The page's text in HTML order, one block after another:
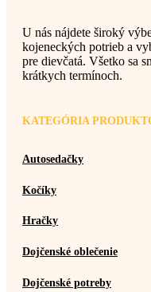
U nás nájdete široký
kojeneckých potrieb a
pre dievčatá. Všetko sa
krátkych termínoch.
KATEGÓRIA
Autosedačky
Kočíky
Hračky
Dojčenské oblečenie
Dojčenské potreby